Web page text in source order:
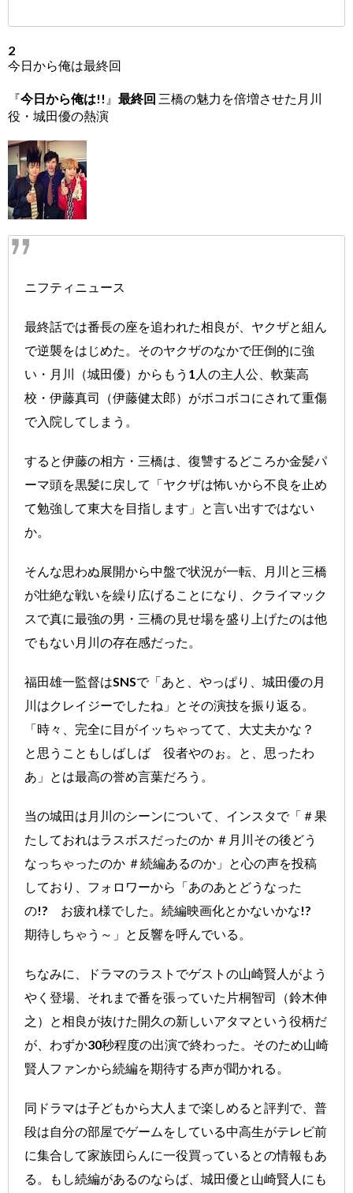
2
今日から俺は最終回
『今日から俺は!!』 最終回 三橋の魅力を倍増させた月川
役・城田優の熱演
ニフティニュース
最終話では番長の座を追われた相良が、ヤクザと組ん
で逆襲をはじめた。そのヤクザのなかで圧倒的に強
い・月川（城田優）からもう1人の主人公、軟葉高
校・伊藤真司（伊藤健太郎）がボコボコにされて重傷
で入院してしまう。
すると伊藤の相方・三橋は、復讐するどころか金髪パ
ーマ頭を黒髪に戻して「ヤクザは怖いから不良を止め
て勉強して東大を目指します」と言い出すではない
か。
そんな思わぬ展開から中盤で状況が一転、月川と三橋
が壮絶な戦いを繰り広げることになり、クライマック
スで真に最強の男・三橋の見せ場を盛り上げたのは他
でもない月川の存在感だった。
福田雄一監督はSNSで「あと、やっぱり、城田優の月
川はクレイジーでしたね」とその演技を振り返る。
「時々、完全に目がイッちゃってて、大丈夫かな？
と思うこともしばしば 役者やのぉ。と、思ったわ
あ」とは最高の誉め言葉だろう。
当の城田は月川のシーンについて、インスタで「＃果
たしておれはラスボスだったのか ＃月川その後どう
なっちゃったのか ＃続編あるのか」と心の声を投稿
しており、フォロワーから「あのあとどうなった
の!? お疲れ様でした。続編映画化とかないかな!?
期待しちゃう～」と反響を呼んでいる。
ちなみに、ドラマのラストでゲストの山崎賢人がよう
やく登場、それまで番を張っていた片桐智司（鈴木伸
之）と相良が抜けた開久の新しいアタマという役柄だ
が、わずか30秒程度の出演で終わった。そのため山崎
賢人ファンから続編を期待する声が聞かれる。
同ドラマは子どもから大人まで楽しめると評判で、普
段は自分の部屋でゲームをしている中高生がテレビ前
に集合して家族団らんに一役買っているとの情報もあ
る。もし続編があるのならば、城田優と山崎賢人にも